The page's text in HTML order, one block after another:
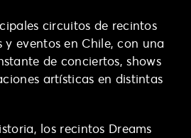
circuitos de recintos
y eventos en Chile, con una
de conciertos, shows
artísticas en distintas
los recintos Dreams